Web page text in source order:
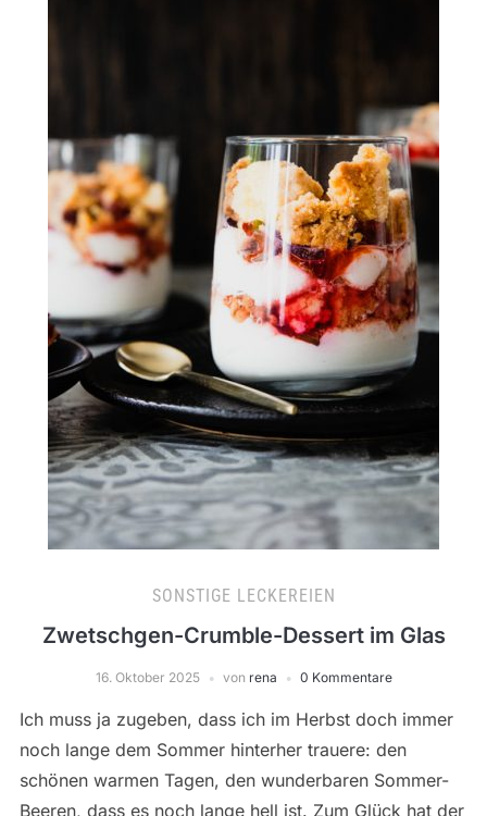
SONSTIGE LECKEREIEN
Zwetschgen-Crumble-Dessert im Glas
16. Oktober 2025 von rena 0 Kommentare
Ich muss ja zugeben, dass ich im Herbst doch immer
noch lange dem Sommer hinterher trauere: den
schönen warmen Tagen, den wunderbaren Sommer-
Beeren, dass es noch lange hell ist. Zum Glück hat der